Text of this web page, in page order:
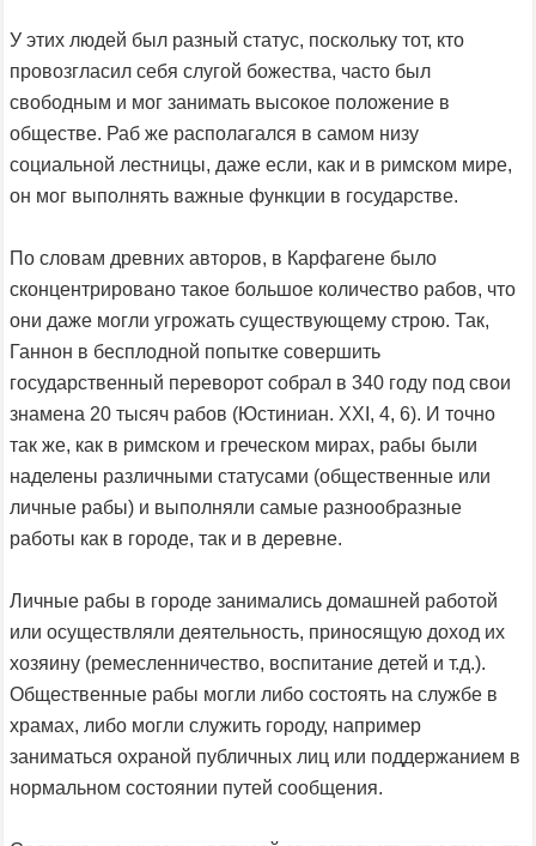
У этих людей был разный статус, поскольку тот, кто
провозгласил себя слугой божества, часто был
свободным и мог занимать высокое положение в
обществе. Раб же располагался в самом низу
социальной лестницы, даже если, как и в римском мире,
он мог выполнять важные функции в государстве.
По словам древних авторов, в Карфагене было
сконцентрировано такое большое количество рабов, что
они даже могли угрожать существующему строю. Так,
Ганнон в бесплодной попытке совершить
государственный переворот собрал в 340 году под свои
знамена 20 тысяч рабов (Юстиниан. XXI, 4, 6). И точно
так же, как в римском и греческом мирах, рабы были
наделены различными статусами (общественные или
личные рабы) и выполняли самые разнообразные
работы как в городе, так и в деревне.
Личные рабы в городе занимались домашней работой
или осуществляли деятельность, приносящую доход их
хозяину (peмесленничество, воспитание детей и т.д.).
Общественные рабы могли либо состоять на службе в
храмах, либо могли служить городу, например
заниматься охраной публичных лиц или поддержанием в
нормальном состоянии путей сообщения.